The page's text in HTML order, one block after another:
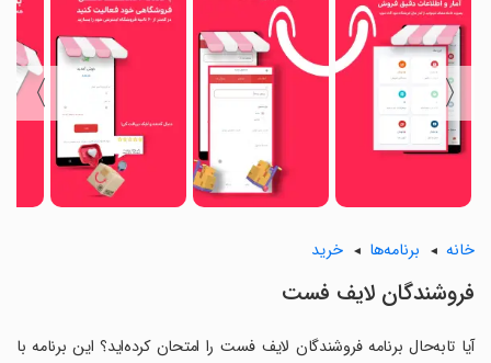
〈
〉
خانه برنامه‌ها خرید
فروشندگان لایف فست
آیا تابه‌حال برنامه فروشندگان لایف فست را امتحان کرده‌اید؟ این برنامه با